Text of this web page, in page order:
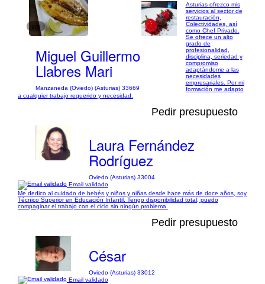
1/5
Miguel Guillermo
Llabres Mari
Manzaneda (Oviedo) (Asturias) 33669
Asturias ofrezco mis
servicios al sector de
restauración,
Colectividades, así
como Chef Privado.
Se ofrece un alto
grado de
profesionalidad,
disciplina, seriedad y
compromiso
adaptándome a las
necesidades
empresariales. Por mi
formación me adapto
a cualquier trabajo requerido y necesidad.
Pedir presupuesto
Laura Fernández
Rodríguez
Oviedo (Asturias) 33004
Email validado
Me dedico al cuidado de bebés y niños y niñas desde hace más de doce años, soy
Técnico Superior en Educación Infantil. Tengo disponibilidad total, puedo
compaginar el trabajo con el ciclo sin ningún problema.
Pedir presupuesto
César
Oviedo (Asturias) 33012
Email validado